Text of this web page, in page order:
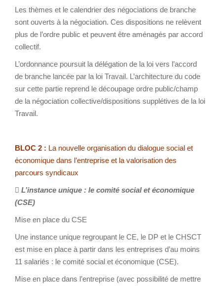
Les thèmes et le calendrier des négociations de branche
sont ouverts à la négociation. Ces dispositions ne relèvent
plus de l’ordre public et peuvent être aménagés par accord
collectif.
L’ordonnance poursuit la délégation de la loi vers l’accord
de branche lancée par la loi Travail. L’architecture du code
sur cette partie reprend le découpage ordre public/champ
de la négociation collective/dispositions supplétives de la loi
Travail.
BLOC 2 : La nouvelle organisation du dialogue social et
économique dans l’entreprise et la valorisation des
parcours syndicaux
 L’instance unique : le comité social et économique
(CSE)
Mise en place du CSE
Une instance unique regroupant le CE, le DP et le CHSCT
est mise en place à partir dans les entreprises d’au moins
11 salariés : le comité social et économique (CSE).
Mise en place dans l’entreprise (avec possibilité de mettre